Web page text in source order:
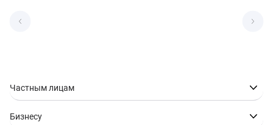
Частным лицам
Бизнесу